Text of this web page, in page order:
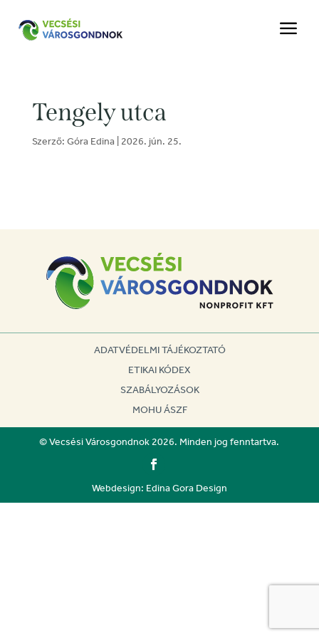
a
Tengely utca
Szerző: Góra Edina 2026. jún. 25.
ADATVÉDELMI TÁJÉKOZTATÓ
ETIKAI KÓDEX
SZABÁLYOZÁSOK
MOHU ÁSZF
© Vecsési Városgondnok 2026. Minden jog fenntartva.
Webdesign: Edina Gora Design